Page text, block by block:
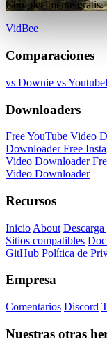
Completamente
VidBee
Comparaciones
vs Downie vs
Downloaders
Free YouTube Video
DownloaderFree
Video Downloader
Video Downloader
Recursos
Inicio About Descarga
Sitios compatibles
GitHub Política de
Empresa
Comentarios Discord
Nuestras otras